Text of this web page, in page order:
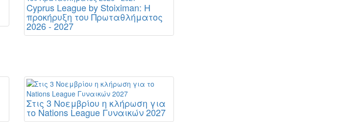
Cyprus League by Stoiximan: Η
προκήρυξη του Πρωταθλήματος
2026 - 2027
Στις 3 Νοεμβρίου η κλήρωση για
το Nations League Γυναικών 2027